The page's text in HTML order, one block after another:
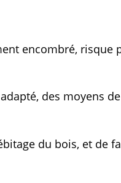
encombré, risque
des moyens
du bois, et de